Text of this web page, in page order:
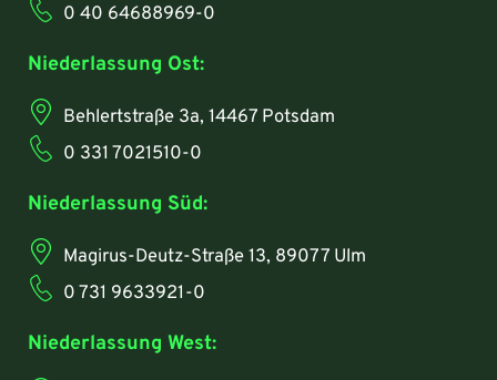
0 40 64688969-0
Niederlassung Ost:
Behlertstraße 3a, 14467 Potsdam
0 331 7021510-0
Niederlassung Süd:
Magirus-Deutz-Straße 13, 89077 Ulm
0 731 9633921-0
Niederlassung West: